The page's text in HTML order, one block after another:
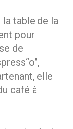
la table de la
pour
de
elle
café à